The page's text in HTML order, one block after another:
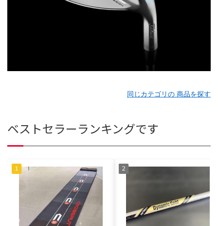
同じカテゴリの 商品を探す
ベストセラーランキングです